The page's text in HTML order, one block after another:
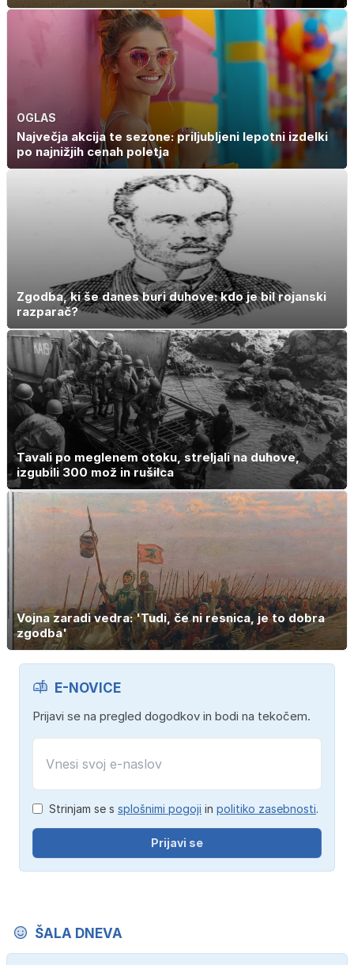
OGLAS
Največja akcija te sezone: priljubljeni lepotni izdelki
po najnižjih cenah poletja
Zgodba, ki še danes buri duhove: kdo je bil rojanski
razparač?
Tavali po meglenem otoku, streljali na duhove,
izgubili 300 mož in rušilca
Vojna zaradi vedra: 'Tudi, če ni resnica, je to dobra
zgodba'
E-NOVICE
Prijavi se na pregled dogodkov in bodi na tekočem.
Strinjam se s splošnimi pogoji in politiko zasebnosti.
Prijavi se
ŠALA DNEVA